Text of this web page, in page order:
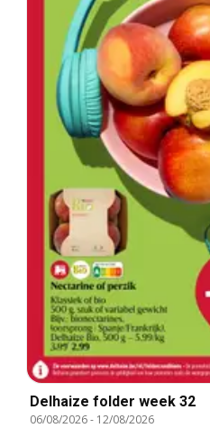
Delhaize folder week 32
06/08/2026- 12/08/2026